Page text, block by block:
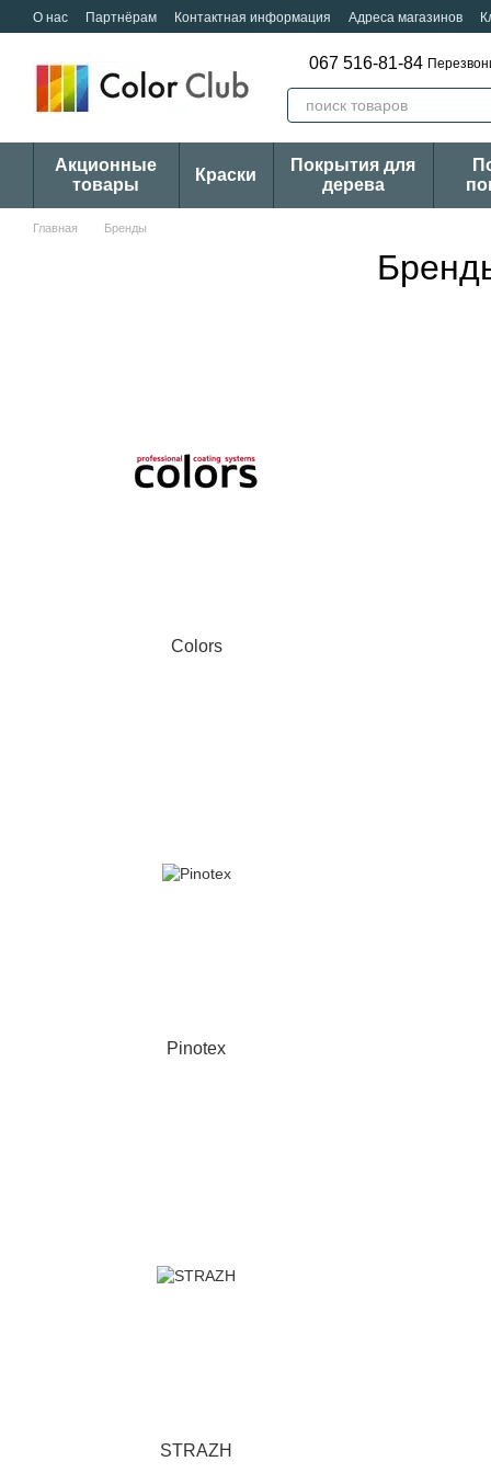
Перейти к основному контенту
О нас Партнёрам Контактная информация Адреса магазинов
067 516-81-84
Акционные
товары
Краски
Покрытия для
дерева
Главная Бренды
Colors
Pinotex
STRAZH